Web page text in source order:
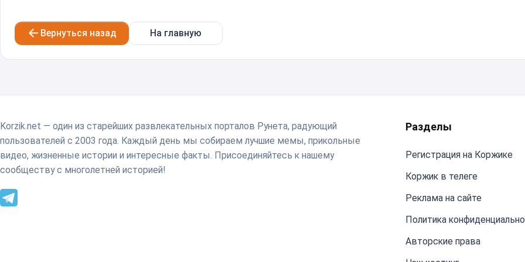
Вернуться назад На главную
Korzik.net — один из старейших развлекательных порталов Рунета, радующий
пользователей с 2003 года. Каждый день мы собираем лучшие мемы, прикольные
видео, жизненные истории и интересные факты. Присоединяйтесь к нашему
сообществу с многолетней историей!
Разделы
Регистрация на Коржике
Коржик в телеге
Реклама на сайте
Политика
Авторские права